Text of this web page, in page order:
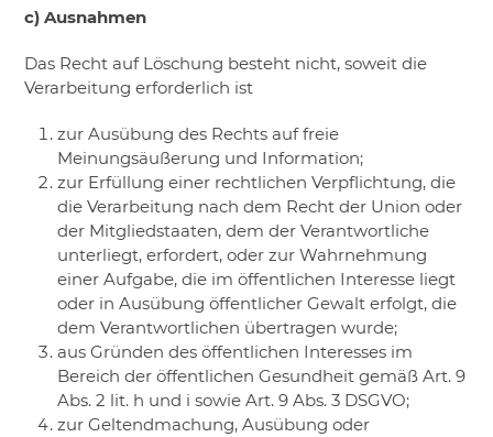
c) Ausnahmen
Das Recht auf Löschung besteht nicht, soweit die
Verarbeitung erforderlich ist
​zur Ausübung des Rechts auf freie
Meinungsäußerung und Information;
​zur Erfüllung einer rechtlichen Verpflichtung, die
die Verarbeitung nach dem Recht der Union oder
der Mitgliedstaaten, dem der Verantwortliche
unterliegt, erfordert, oder zur Wahrnehmung
einer Aufgabe, die im öffentlichen Interesse liegt
oder in Ausübung öffentlicher Gewalt erfolgt, die
dem Verantwortlichen übertragen wurde;
​aus Gründen des öffentlichen Interesses im
Bereich der öffentlichen Gesundheit gemäß Art. 9
Abs. 2 lit. h und i sowie Art. 9 Abs. 3 DSGVO;
​zur Geltendmachung, Ausübung oder